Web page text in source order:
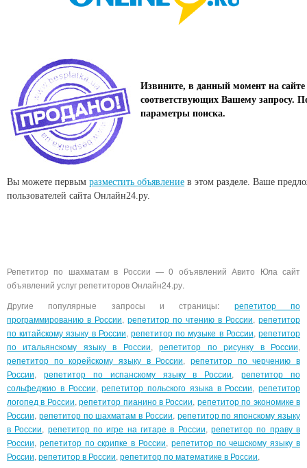
Извините, в данный момент на сайте
соответствующих Вашему запросу.
параметры поиска.
Вы можете первым разместить объявление в этом разделе. Ваше
пользователей сайта Онлайн24.ру.
Репетитор по шахматам в России — 0 объявлений Авито Юла сайт
объявлений услуг репетиторов Онлайн24.ру.
Другие популярные запросы и страницы: репетитор по
программированию в России, репетитор по чтению в России, репетитор
по китайскому языку в России,репетитор по музыке в России,репетитор
по итальянскому языку в России,репетитор по рисунку в России,
репетитор по корейскому языку в России,репетитор по черчению в
России, репетитор по испанскому языку в России,репетитор по
сольфеджио в России,репетитор польского языка в России, репетитор
логопед в России,репетитор пианино в России, репетитор по экономике в
России, репетитор по шахматам в России, репетитор по японскому языку
в России, репетитор по игре на гитаре в России,репетитор по праву в
России, репетитор по скрипке в России, репетитор по чешскому языку в
России, репетитор в России, репетитор по математике в России,